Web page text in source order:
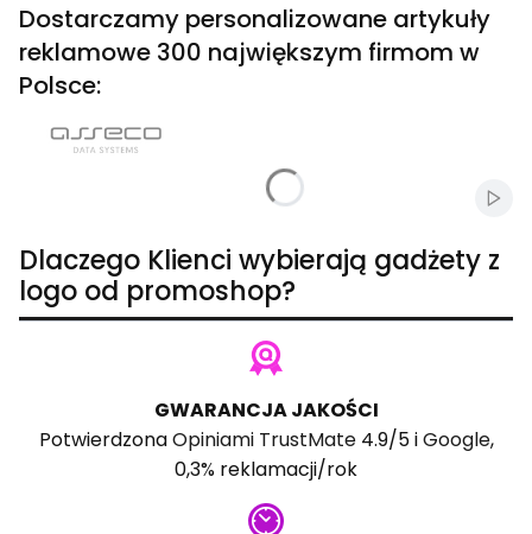
Dostarczamy personalizowane artykuły
reklamowe 300 największym firmom w
Polsce:
Dlaczego Klienci wybierają gadżety z
logo od promoshop?
GWARANCJA JAKOŚCI
PotwierdzonaOpiniami TrustMate4.9/5 iGoogle,
0,3% reklamacji/rok